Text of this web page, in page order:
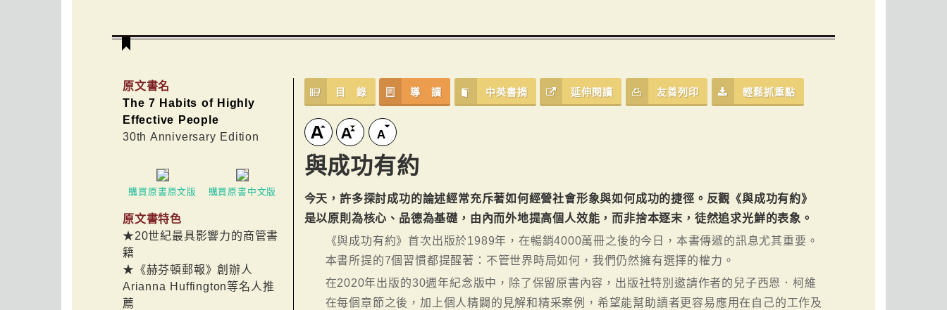
原文書名
The 7 Habits of Highly
Effective People
30th Anniversary Edition
購買原書原文版 購買原書中文版
原文書特色
★20世紀最具影響力的商管書
籍
★《赫芬頓郵報》創辦人
Arianna Huffington等名人推
薦
目 錄 導 讀 中英書摘 延伸閱讀 友善列印 輕鬆抓重點
與成功有約
今天，許多探討成功的論述經常充斥著如何經營社會形象與如何成功的捷徑。反觀《與成功有約》
是以原則為核心、品德為基礎，由內而外地提高個人效能，而非捨本逐末，徒然追求光鮮的表象。
《與成功有約》首次出版於1989年，在暢銷4000萬冊之後的今日，本書傳遞的訊息尤其重要。
本書所提的7個習慣都提醒著：不管世界時局如何，我們仍然擁有選擇的權力。
在2020年出版的30週年紀念版中，除了保留原書內容，出版社特別邀請作者的兒子西恩．柯維
在每個章節之後，加上個人精闢的見解和精采案例，希望能幫助讀者更容易應用在自己的工作及